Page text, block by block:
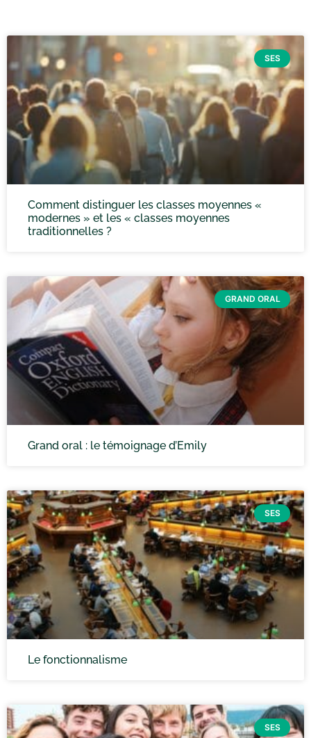
SES
Comment distinguer les classes moyennes «
modernes » et les « classes moyennes
traditionnelles ?
GRAND ORAL
Grand oral : le témoignage d’Emily
SES
Le fonctionnalisme
SES